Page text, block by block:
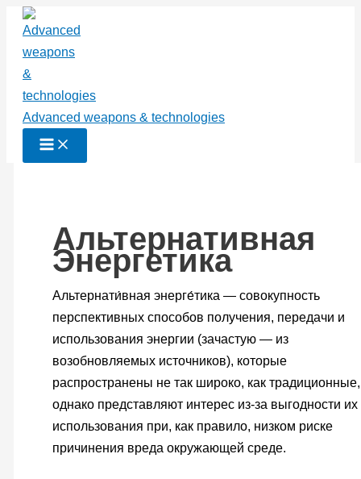
Перейти
содержимому
Advanced weapons & technologies
Альтернативная
Энергетика
Альтернати́вная энерге́тика — совокупность
перспективных способов получения, передачи и
использования энергии (зачастую — из
возобновляемых источников), которые
распространены не так широко, как традиционные,
однако представляют интерес из-за выгодности их
использования при, как правило, низком риске
причинения вреда окружающей среде.